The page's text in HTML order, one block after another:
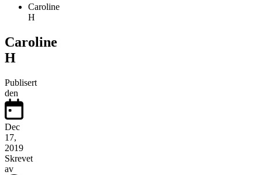
Caroline
H
Caroline
H
Publisert
den
Dec
17,
2019
Skrevet
av